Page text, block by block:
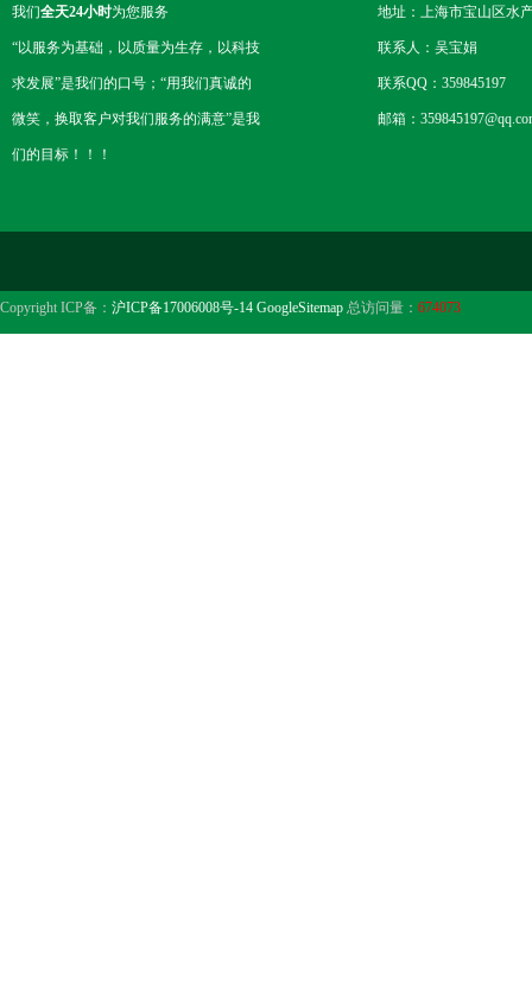
我们全天24小时为您服务
“以服务为基础，以质量为生存，以科技
求发展”是我们的口号；“用我们真诚的
微笑，换取客户对我们服务的满意”是我
们的目标！！！
地址：上海市宝山区水
联系人：吴宝娟
联系QQ：359845197
邮箱：
Copyright ICP备： 沪ICP备17006008号-14 GoogleSitemap 总访问量： 674073